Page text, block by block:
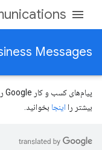
Messages
بیشتر را اینجا بخوانید.